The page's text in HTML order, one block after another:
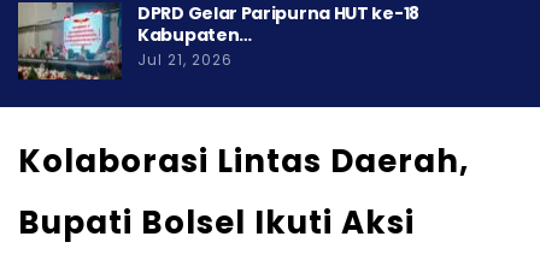
DPRD Gelar Paripurna HUT ke-18
Kabupaten…
Jul 21, 2026
Kolaborasi Lintas Daerah,
Bupati Bolsel Ikuti Aksi